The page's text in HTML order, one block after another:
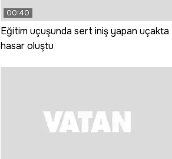
00:40
Eğitim uçuşunda sert iniş yapan uçakta
hasar oluştu